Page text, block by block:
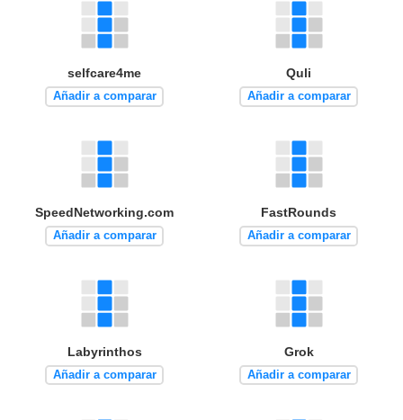
selfcare4me
Añadir a comparar
Quli
Añadir a comparar
SpeedNetworking.com
Añadir a comparar
FastRounds
Añadir a comparar
Labyrinthos
Añadir a comparar
Grok
Añadir a comparar